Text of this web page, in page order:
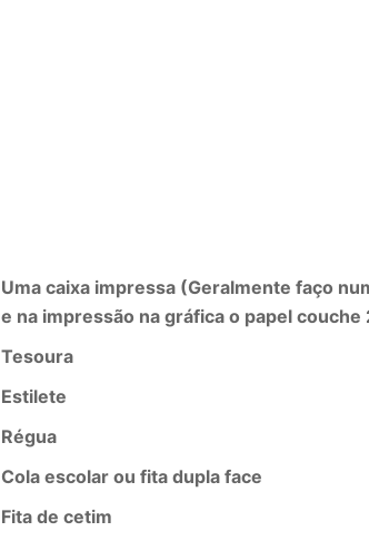
Uma caixa impressa (Geralmente faço
e na impressão na gráfica o papel
Tesoura
Estilete
Régua
Cola escolar ou fita dupla face
Fita de cetim